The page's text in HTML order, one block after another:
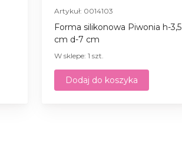
Artykuł: 0014103
Forma silikonowa Piwonia h-3,5
cm d-7 cm
W sklepe: 1 szt.
Dodaj do koszyka